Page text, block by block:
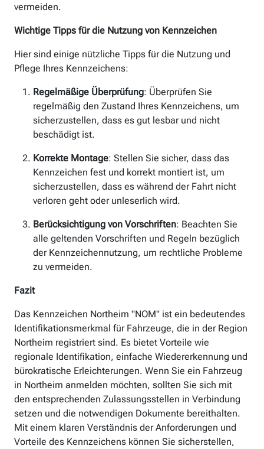
vermeiden.
Wichtige Tipps für die Nutzung von Kennzeichen
Hier sind einige nützliche Tipps für die Nutzung und
Pflege Ihres Kennzeichens:
Regelmäßige Überprüfung: Überprüfen Sie
regelmäßig den Zustand Ihres Kennzeichens, um
sicherzustellen, dass es gut lesbar und nicht
beschädigt ist.
Korrekte Montage: Stellen Sie sicher, dass das
Kennzeichen fest und korrekt montiert ist, um
sicherzustellen, dass es während der Fahrt nicht
verloren geht oder unleserlich wird.
Berücksichtigung von Vorschriften: Beachten Sie
alle geltenden Vorschriften und Regeln bezüglich
der Kennzeichennutzung, um rechtliche Probleme
zu vermeiden.
Fazit
Das Kennzeichen Northeim "NOM" ist ein bedeutendes
Identifikationsmerkmal für Fahrzeuge, die in der Region
Northeim registriert sind. Es bietet Vorteile wie
regionale Identifikation, einfache Wiedererkennung und
bürokratische Erleichterungen. Wenn Sie ein Fahrzeug
in Northeim anmelden möchten, sollten Sie sich mit
den entsprechenden Zulassungsstellen in Verbindung
setzen und die notwendigen Dokumente bereithalten.
Mit einem klaren Verständnis der Anforderungen und
Vorteile des Kennzeichens können Sie sicherstellen,